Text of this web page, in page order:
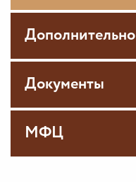
Дополнительно
Документы
МФЦ